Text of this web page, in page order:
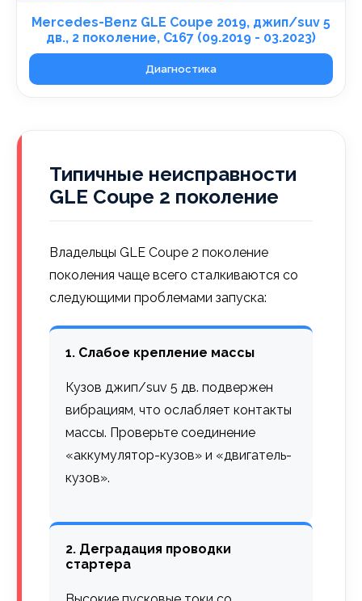
Mercedes-Benz GLE Coupe 2019, джип/suv 5
дв., 2 поколение, C167 (09.2019 - 03.2023)
Диагностика
Типичные неисправности
GLE Coupe 2 поколение
Владельцы GLE Coupe 2 поколение
поколения чаще всего сталкиваются со
следующими проблемами запуска:
1. Слабое крепление массы
Кузов джип/suv 5 дв. подвержен
вибрациям, что ослабляет контакты
массы. Проверьте соединение
«аккумулятор-кузов» и «двигатель-
кузов».
2. Деградация проводки
стартера